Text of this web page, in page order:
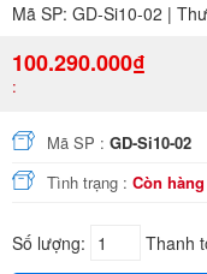
Mã SP: GD-Si10-02 |
100.290.000₫
:
Mã SP : GD-Si10-02
Tình trạng : Còn hàng
Số lượng: Thanh